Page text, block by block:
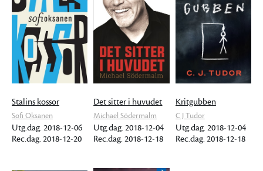
Stalins kossor
Sofi Oksanen
Utg.dag. 2018-12-06
Rec.dag. 2018-12-20
Det sitter i huvudet
Michael Södermalm
Utg.dag. 2018-12-04
Rec.dag. 2018-12-18
Kritgubben
C J Tudor
Utg.dag. 2018-12-04
Rec.dag. 2018-12-18